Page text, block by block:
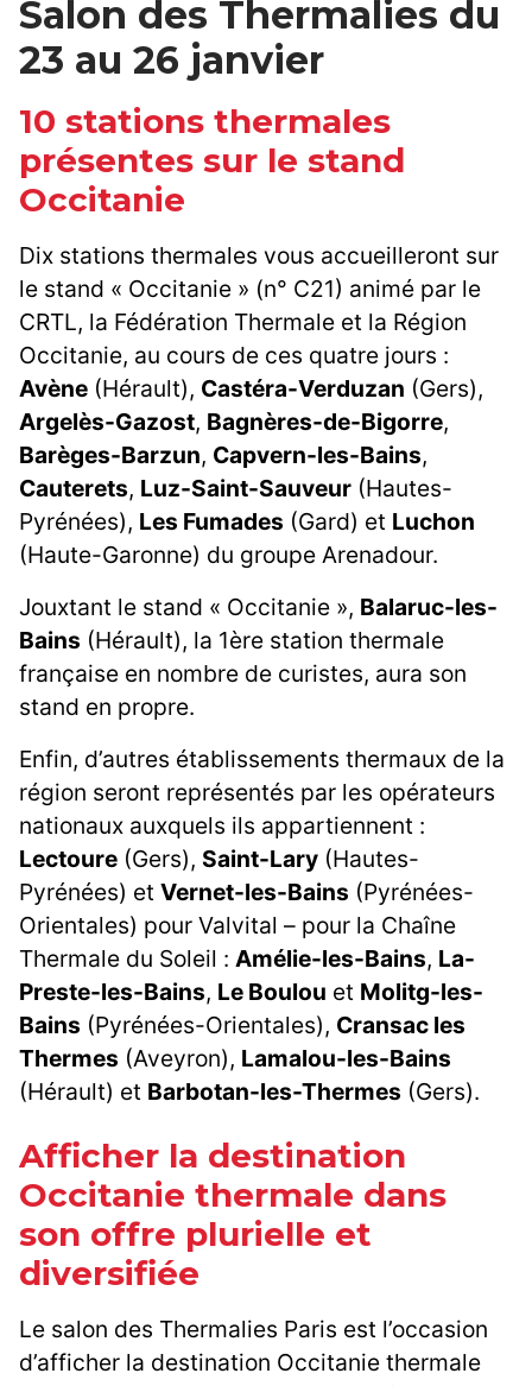
Salon des Thermalies du
23 au 26 janvier
10 stations thermales
présentes sur le stand
Occitanie
Dix stations thermales vous accueilleront sur
le stand « Occitanie » (n° C21) animé par le
CRTL, la Fédération Thermale et la Région
Occitanie, au cours de ces quatre jours :
Avène (Hérault), Castéra-Verduzan (Gers),
Argelès-Gazost, Bagnères-de-Bigorre,
Barèges-Barzun, Capvern-les-Bains,
Cauterets, Luz-Saint-Sauveur (Hautes-
Pyrénées), Les Fumades (Gard) et Luchon
(Haute-Garonne) du groupe Arenadour.
Jouxtant le stand « Occitanie », Balaruc-les-
Bains (Hérault), la 1ère station thermale
française en nombre de curistes, aura son
stand en propre.
Enfin, d’autres établissements thermaux de la
région seront représentés par les opérateurs
nationaux auxquels ils appartiennent :
Lectoure (Gers), Saint-Lary (Hautes-
Pyrénées) et Vernet-les-Bains (Pyrénées-
Orientales) pour Valvital – pour la Chaîne
Thermale du Soleil : Amélie-les-Bains, La-
Preste-les-Bains, Le Boulou et Molitg-les-
Bains (Pyrénées-Orientales), Cransac les
Thermes (Aveyron), Lamalou-les-Bains
(Hérault) et Barbotan-les-Thermes (Gers).
Afficher la destination
Occitanie thermale dans
son offre plurielle et
diversifiée
Le salon des Thermalies Paris est l’occasion
d’afficher la destination Occitanie thermale